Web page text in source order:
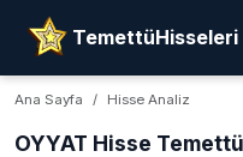
TemettüHisseleri
Ana Sayfa Hisse Analiz
OYYAT Hisse